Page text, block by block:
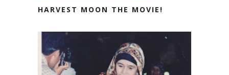
HARVEST MOON THE MOVIE!